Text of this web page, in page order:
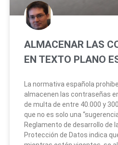
ALMACENAR LAS
EN TEXTO PLANO
La normativa española
almacenen las contraseñas
de multa de entre 40.000 y
que no es solo una
Reglamento de desarrollo de
Protección de Datos indica